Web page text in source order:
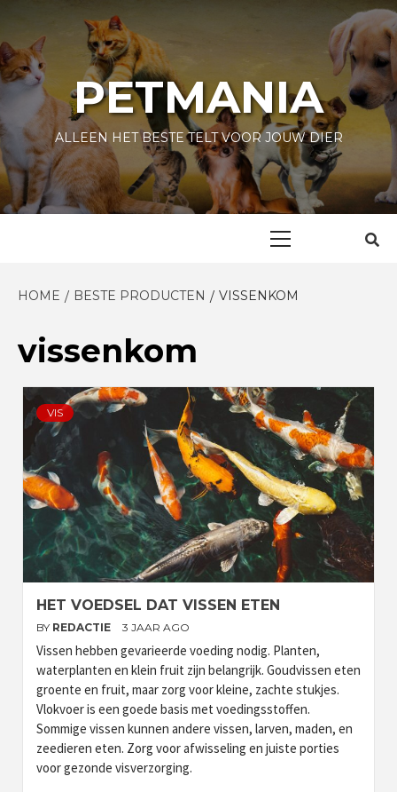
content
PETMANIA
ALLEEN HET BESTE TELT VOOR JOUW DIER
HOME BESTE PRODUCTEN VISSENKOM
vissenkom
VIS
HET VOEDSEL DAT VISSEN ETEN
BY REDACTIE 3 JAAR AGO
Vissen hebben gevarieerde voeding nodig. Planten,
waterplanten en klein fruit zijn belangrijk. Goudvissen eten
groente en fruit, maar zorg voor kleine, zachte stukjes.
Vlokvoer is een goede basis met voedingsstoffen.
Sommige vissen kunnen andere vissen, larven, maden, en
zeedieren eten. Zorg voor afwisseling en juiste porties
voor gezonde visverzorging.